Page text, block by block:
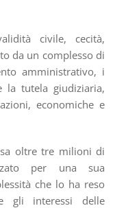
civile, cecità,
da un complesso di
amministrativo, i
la tutela giudiziaria,
economiche e
oltre tre milioni di
per una sua
che lo ha reso
gli interessi delle